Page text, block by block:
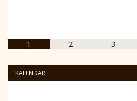
1 2 3
KALENDAR